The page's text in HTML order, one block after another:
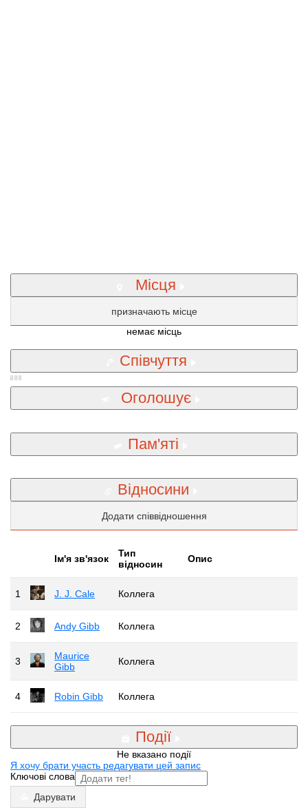
Місця
призначають місце
немає місць
Співчуття
Оголошує
Пам'яті
Відносини
Додати співвідношення
Iм'я зв'язок
Тип
відносин
Опис
1 J. J. Cale Коллега
2 Andy Gibb Коллега
3
Maurice
Gibb
Коллега
4 Robin Gibb Коллега
Події
Не вказано події
Я хочу брати участь редагувати цей запис
Ключові слова
Дарувати